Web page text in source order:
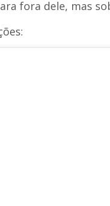
fora dele, mas